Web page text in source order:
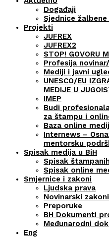
Događaji
Sjednice
Projekti
JUFREX
JUFREX2
STOP! GOVORU
Profesija
Mediji i javni
UNESCO/EU
MEDIJE U
IMEP
Budi
za štampu i
Baza online
Internews –
mentorsku
Spisak medija u BiH
Spisak
Spisak online
Smjernice i zakoni
Ljudska prava
Novinarski zakoni
Preporuke
BH Dokumenti
Međunarodni
Eng